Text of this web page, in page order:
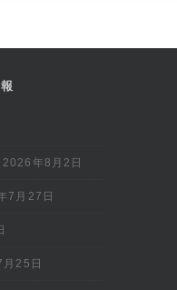
2026年8月2日
7月27日
25日